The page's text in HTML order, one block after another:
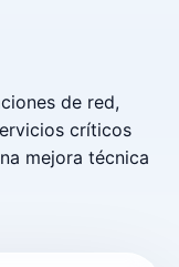
de red,
críticos
mejora técnica